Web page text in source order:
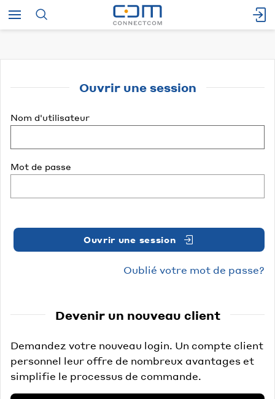
Ouvrir une session
Nom d'utilisateur
Mot de passe
Ouvrir une session
Oublié votre mot de passe?
Devenir un nouveau client
Demandez votre nouveau login. Un compte client
personnel leur offre de nombreux avantages et
simplifie le processus de commande.